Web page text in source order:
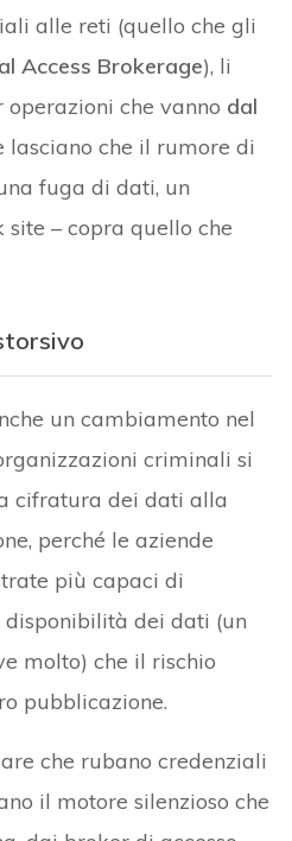
alle reti (quello che gli
Access Brokerage), li
che vanno dal
lasciano che il rumore di
fuga di dati, un
– copra quello che
un cambiamento nel
criminali si
cifratura dei dati alla
perché le aziende
più capaci di
dei dati (un
molto) che il rischio
pubblicazione.
che rubano credenziali
il motore silenzioso che